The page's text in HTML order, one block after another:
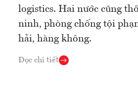
logistics. Hai nước cũng
ninh, phòng chống tội
hải, hàng không.
Đọc chi tiết